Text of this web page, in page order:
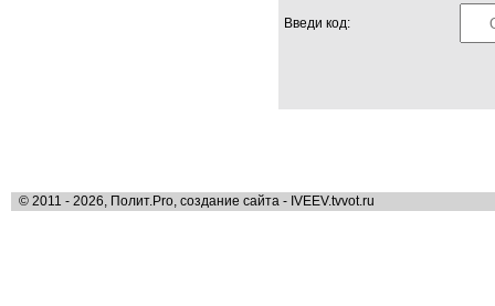
Введи код:
© 2011 - 2026, Полит.Pro, создание сайта - IVEEV.tvvot.ru